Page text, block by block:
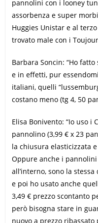
pannolini con i looney
assorbenza e super
Huggies Unistar e al
trovato male con i
Barbara Soncin: “Ho
e in effetti, pur
italiani, quelli
costano meno (tg 4, 50
Elisa Bonivento: “Io uso i
pannolino (3,99 € x 23
la chiusura elasticizzata
Oppure anche i pannolini
all’interno, sono la
e poi ho usato anche
3,49 € prezzo scontanto
però bisogna stare in
nuovo a prezzo ribassato